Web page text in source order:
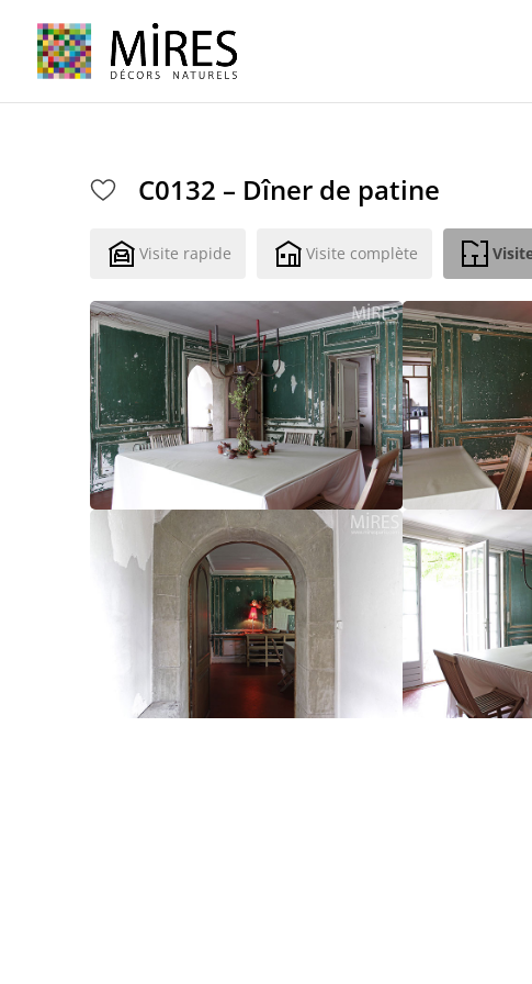
C0132 – Dîner de patine
Visite rapide Visite complète